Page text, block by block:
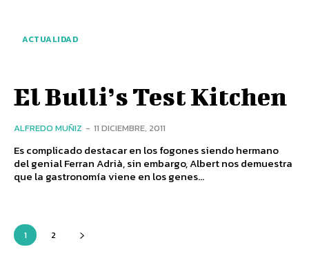
ACTUALIDAD
El Bulli’s Test Kitchen
ALFREDO MUÑIZ - 11 DICIEMBRE, 2011
Es complicado destacar en los fogones siendo hermano
del genial Ferran Adrià, sin embargo, Albert nos demuestra
que la gastronomía viene en los genes...
1 2